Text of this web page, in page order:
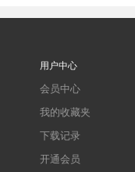
用户中心
会员中心
我的收藏夹
下载记录
开通会员